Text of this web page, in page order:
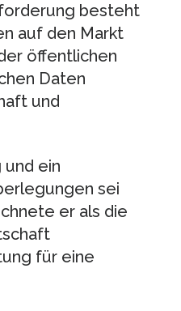
besteht
auf den Markt
öffentlichen
Daten
und
ein
sei
er als die
für eine